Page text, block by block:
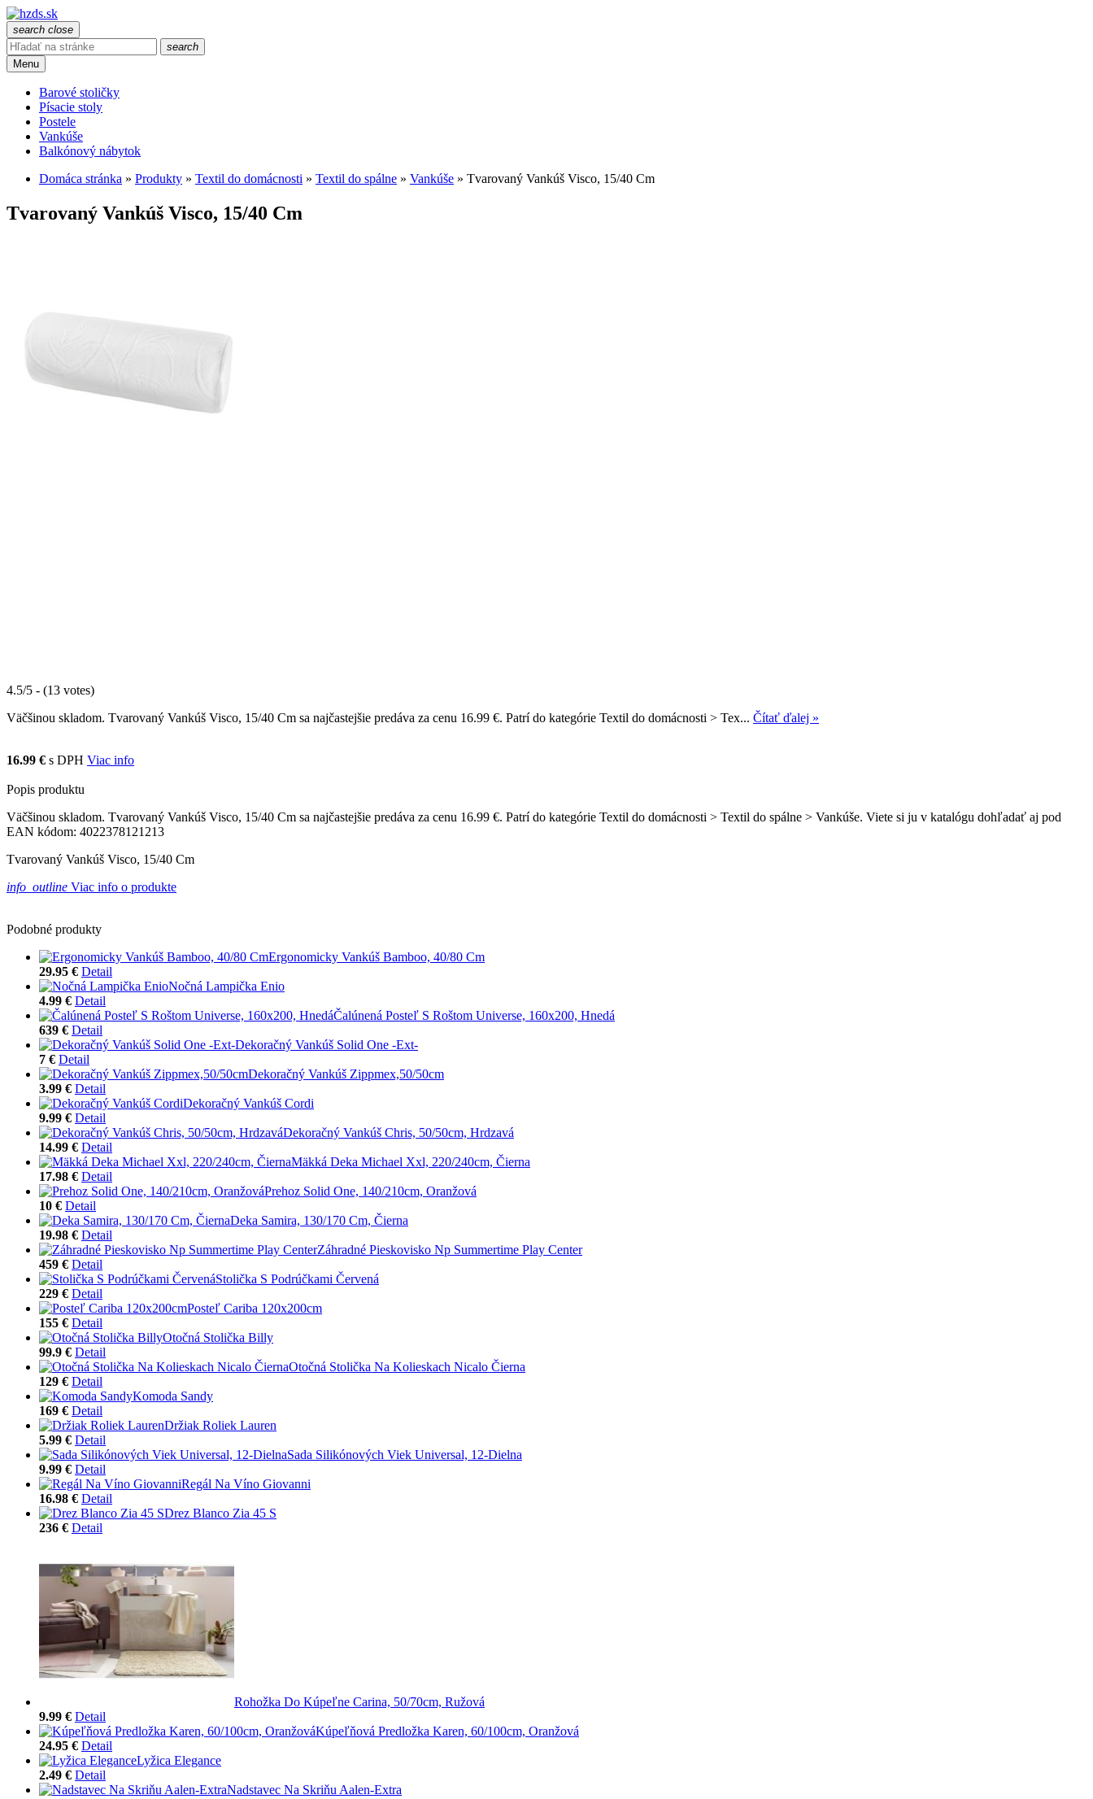
search close
search
Menu
Barové stoličky
Písacie stoly
Postele
Vankúše
Balkónový nábytok
Domáca stránka » Produkty » Textil do domácnosti » Textil do spálne » Vankúše » Tvarovaný Vankúš Visco, 15/40 Cm
Tvarovaný Vankúš Visco, 15/40 Cm
4.5/5 - (13 votes)
Väčšinou skladom. Tvarovaný Vankúš Visco, 15/40 Cm sa najčastejšie predáva za cenu 16.99 €. Patrí do kategórie Textil do domácnosti > Tex... Čítať ďalej »
16.99 € s DPH Viac info
Popis produktu
Väčšinou skladom. Tvarovaný Vankúš Visco, 15/40 Cm sa najčastejšie predáva za cenu 16.99 €. Patrí do kategórie Textil do domácnosti > Textil do spálne > Vankúše. Viete si ju v katalógu dohľadať aj pod
EAN kódom: 4022378121213
Tvarovaný Vankúš Visco, 15/40 Cm
info_outline Viac info o produkte
Podobné produkty
Ergonomicky Vankúš Bamboo, 40/80 Cm
29.95 € Detail
Nočná Lampička Enio
4.99 € Detail
Čalúnená Posteľ S Roštom Universe, 160x200, Hnedá
639 € Detail
Dekoračný Vankúš Solid One -Ext-
7 € Detail
Dekoračný Vankúš Zippmex,50/50cm
3.99 € Detail
Dekoračný Vankúš Cordi
9.99 € Detail
Dekoračný Vankúš Chris, 50/50cm, Hrdzavá
14.99 € Detail
Mäkká Deka Michael Xxl, 220/240cm, Čierna
17.98 € Detail
Prehoz Solid One, 140/210cm, Oranžová
10 € Detail
Deka Samira, 130/170 Cm, Čierna
19.98 € Detail
Záhradné Pieskovisko Np Summertime Play Center
459 € Detail
Stolička S Podrúčkami Červená
229 € Detail
Posteľ Cariba 120x200cm
155 € Detail
Otočná Stolička Billy
99.9 € Detail
Otočná Stolička Na Kolieskach Nicalo Čierna
129 € Detail
Komoda Sandy
169 € Detail
Držiak Roliek Lauren
5.99 € Detail
Sada Silikónových Viek Universal, 12-Dielna
9.99 € Detail
Regál Na Víno Giovanni
16.98 € Detail
Drez Blanco Zia 45 S
236 € Detail
Rohožka Do Kúpeľne Carina, 50/70cm, Ružová
9.99 € Detail
Kúpeľňová Predložka Karen, 60/100cm, Oranžová
24.95 € Detail
Lyžica Elegance
2.49 € Detail
Nadstavec Na Skriňu Aalen-Extra